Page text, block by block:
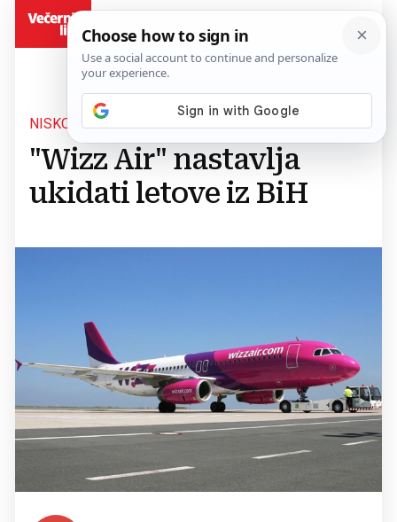
NISKOTARIFNA ZRAKOPLOVNA KOMPANIJA
"Wizz Air" nastavlja
ukidati letove iz BiH